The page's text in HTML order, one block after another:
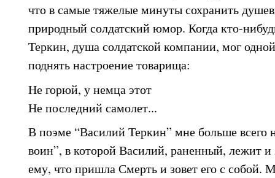
что в самые тяжелые минуты сохранить
природный солдатский юмор. Когда кто-
Теркин, душа солдатской компании, мог
поднять настроение товарища:
Не горюй, у немца этот
Не последний самолет...
В поэме “Василий Теркин” мне больше всего
воин”, в которой Василий, раненный, лежит и
ему, что пришла Смерть и зовет его с собой.